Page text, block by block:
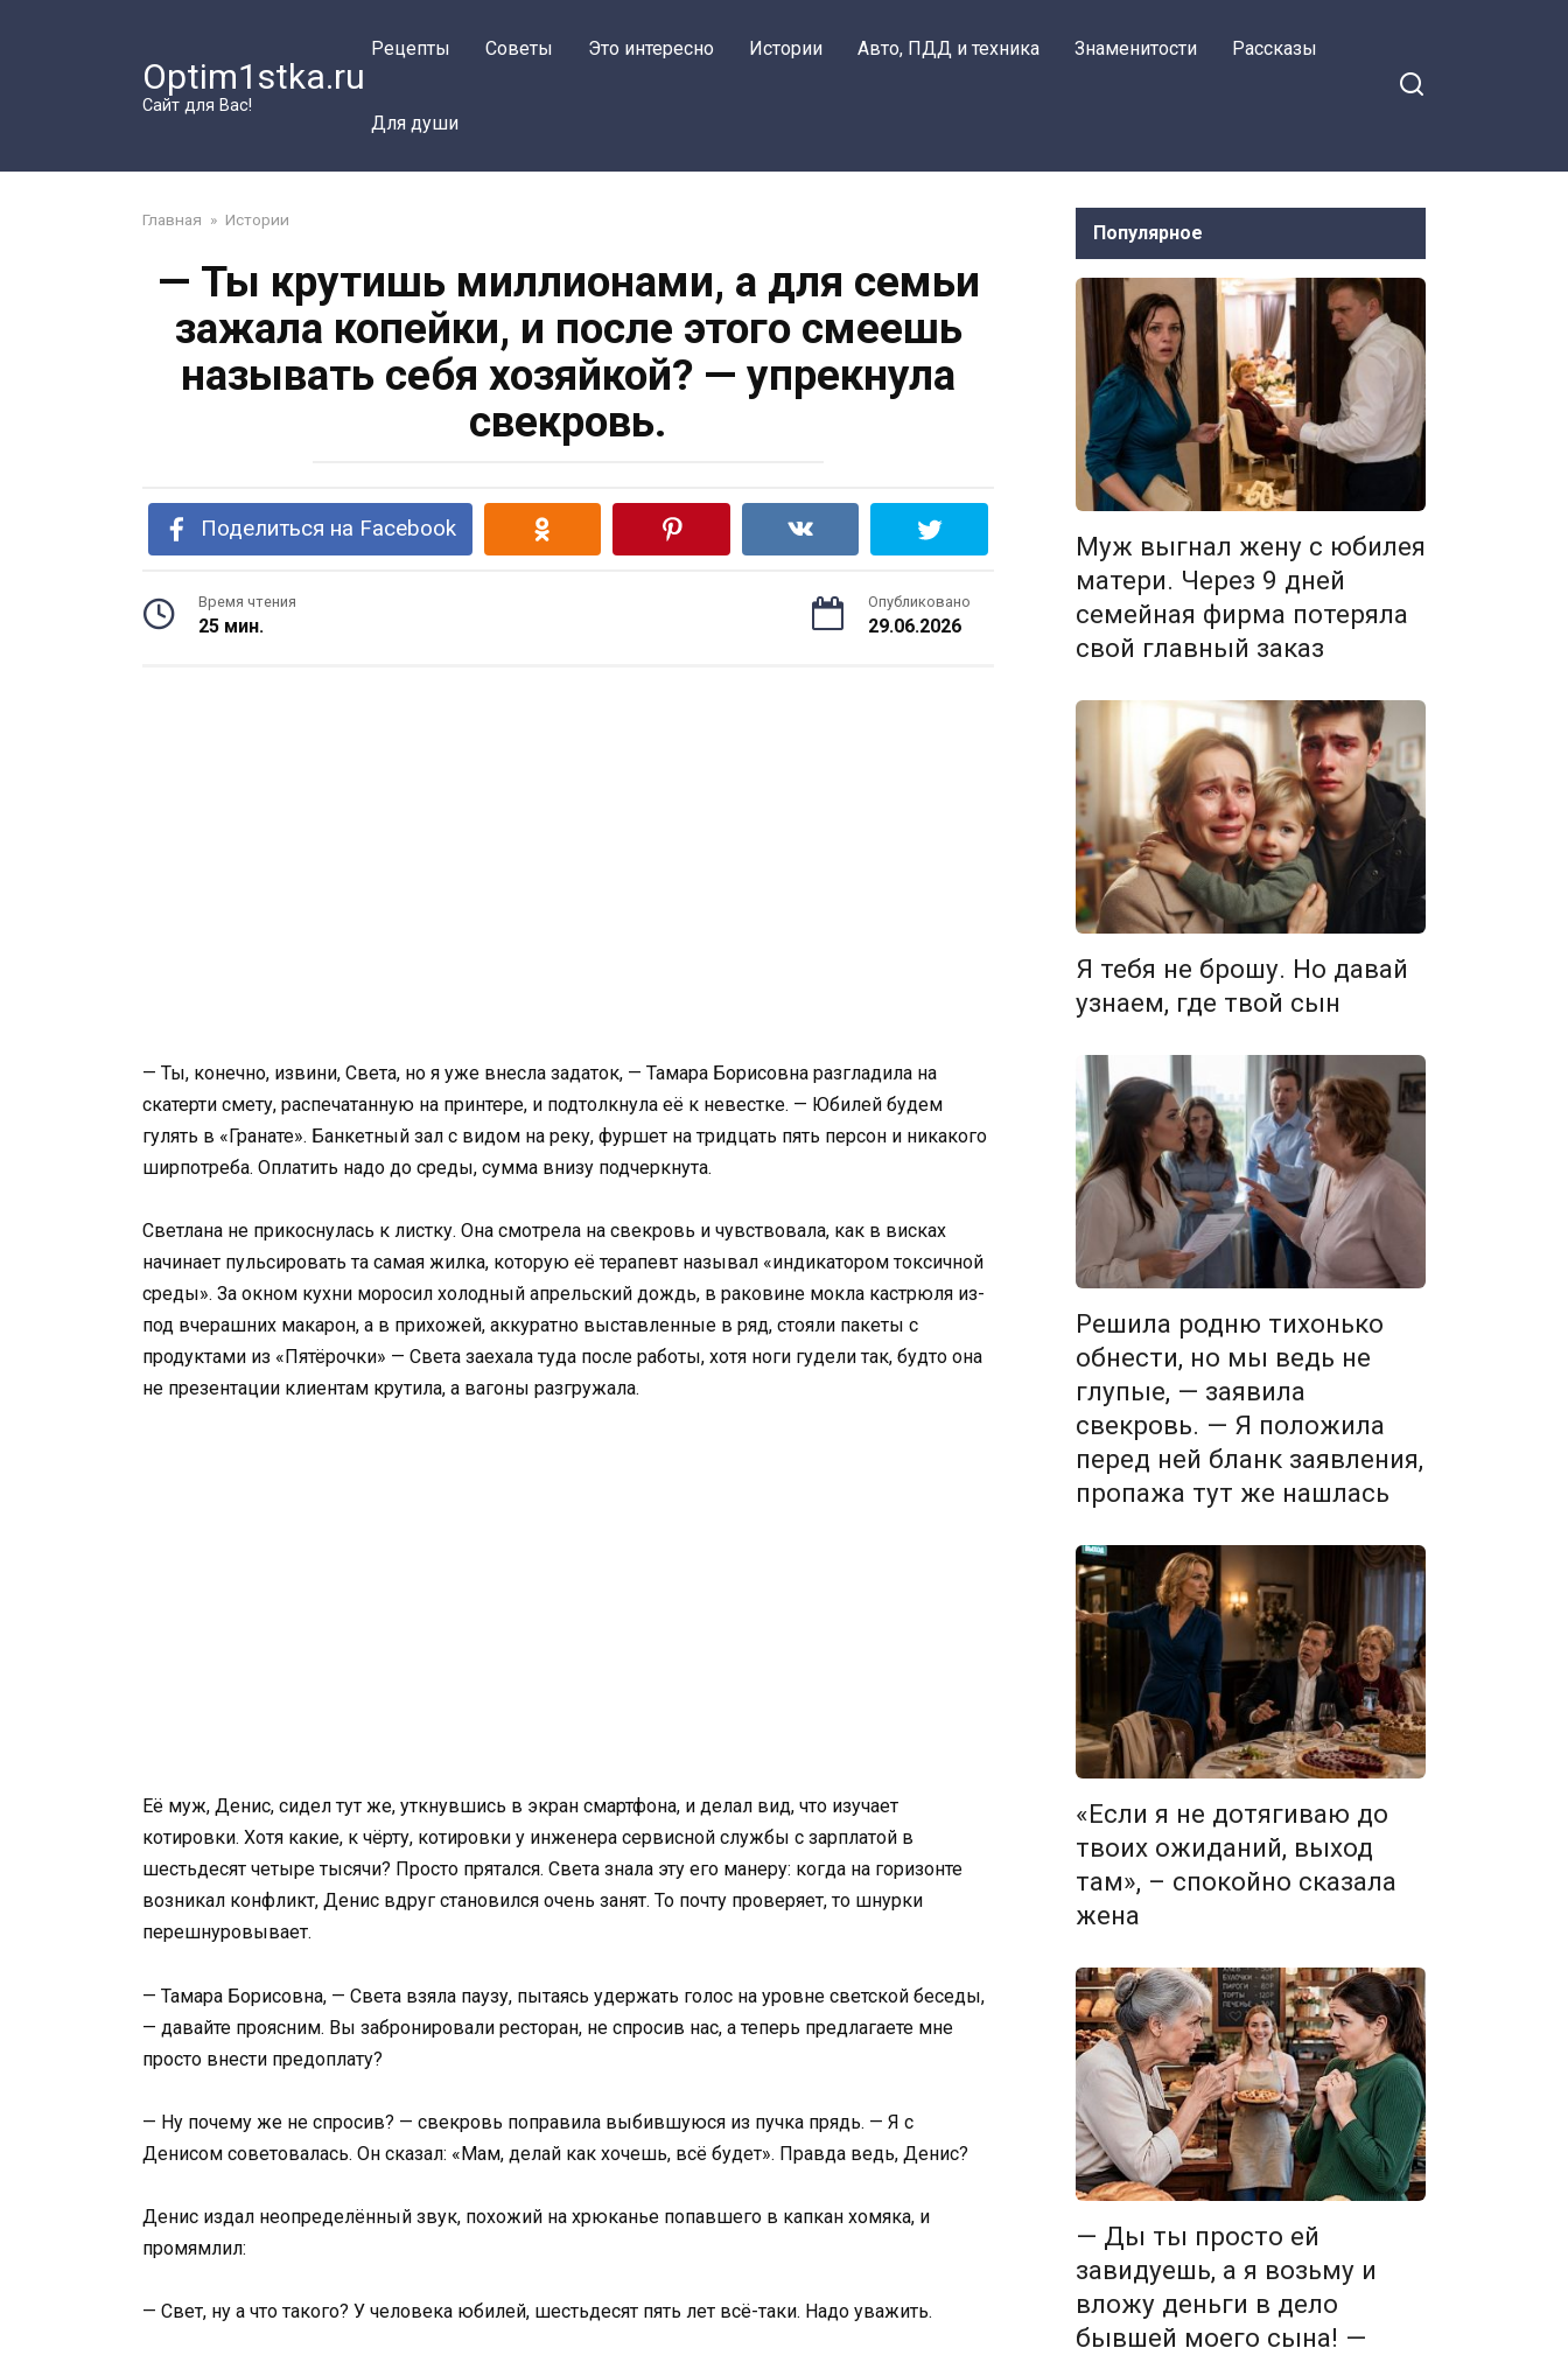
Optim1stka.ru
Сайт для Вас!
Рецепты Советы Это интересно Истории Авто, ПДД и техника Знаменитости Рассказы
Для души
Главная » Истории
— Ты крутишь миллионами, а для семьи
зажала копейки, и после этого смеешь
называть себя хозяйкой? — упрекнула
свекровь.
Поделиться на Facebook
Время чтения
25 мин.
Опубликовано
29.06.2026
— Ты, конечно, извини, Света, но я уже внесла задаток, — Тамара Борисовна разгладила на
скатерти смету, распечатанную на принтере, и подтолкнула её к невестке. — Юбилей будем
гулять в «Гранате». Банкетный зал с видом на реку, фуршет на тридцать пять персон и никакого
ширпотреба. Оплатить надо до среды, сумма внизу подчеркнута.
Светлана не прикоснулась к листку. Она смотрела на свекровь и чувствовала, как в висках
начинает пульсировать та самая жилка, которую её терапевт называл «индикатором токсичной
среды». За окном кухни моросил холодный апрельский дождь, в раковине мокла кастрюля из-
под вчерашних макарон, а в прихожей, аккуратно выставленные в ряд, стояли пакеты с
продуктами из «Пятёрочки» — Света заехала туда после работы, хотя ноги гудели так, будто она
не презентации клиентам крутила, а вагоны разгружала.
Её муж, Денис, сидел тут же, уткнувшись в экран смартфона, и делал вид, что изучает
котировки. Хотя какие, к чёрту, котировки у инженера сервисной службы с зарплатой в
шестьдесят четыре тысячи? Просто прятался. Света знала эту его манеру: когда на горизонте
возникал конфликт, Денис вдруг становился очень занят. То почту проверяет, то шнурки
перешнуровывает.
— Тамара Борисовна, — Света взяла паузу, пытаясь удержать голос на уровне светской беседы,
— давайте проясним. Вы забронировали ресторан, не спросив нас, а теперь предлагаете мне
просто внести предоплату?
— Ну почему же не спросив? — свекровь поправила выбившуюся из пучка прядь. — Я с
Денисом советовалась. Он сказал: «Мам, делай как хочешь, всё будет». Правда ведь, Денис?
Денис издал неопределённый звук, похожий на хрюканье попавшего в капкан хомяка, и
промямлил:
— Свет, ну а что такого? У человека юбилей, шестьдесят пять лет всё-таки. Надо уважить.
Популярное
Муж выгнал жену с юбилея
матери. Через 9 дней
семейная фирма потеряла
свой главный заказ
Я тебя не брошу. Но давай
узнаем, где твой сын
Решила родню тихонько
обнести, но мы ведь не
глупые, — заявила
свекровь. — Я положила
перед ней бланк заявления,
пропажа тут же нашлась
«Если я не дотягиваю до
твоих ожиданий, выход
там», – спокойно сказала
жена
— Ды ты просто ей
завидуешь, а я возьму и
вложу деньги в дело
бывшей моего сына! —